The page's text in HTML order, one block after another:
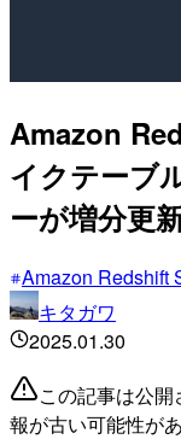
Amazon
イクテーブ
ーが増分更
Amazon Redshift
キタガワ
2025.01.30
この記事は公
報が古い可能性が